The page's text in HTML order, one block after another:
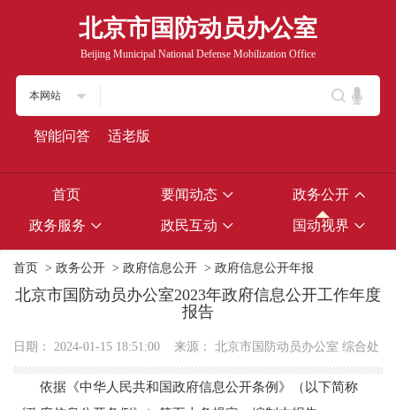
北京市国防动员办公室
Beijing Municipal National Defense Mobilization Office
本网站
智能问答 适老版
首页 要闻动态 政务公开
政务服务 政民互动 国动视界
首页 > 政务公开 > 政府信息公开 > 政府信息公开年报
北京市国防动员办公室2023年政府信息公开工作年度
报告
日期： 2024-01-15 18:51:00 来源： 北京市国防动员办公室 综合处
依据《中华人民共和国政府信息公开条例》（以下简称